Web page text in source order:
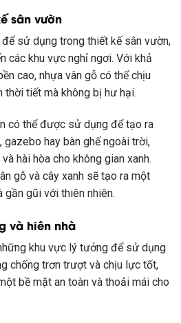
sân vườn
sử dụng trong thiết kế sân vườn,
các khu vực nghỉ ngơi. Với khả
cao, nhựa vân gỗ có thể chịu
tiết mà không bị hư hại.
có thể được sử dụng để tạo ra
hay bàn ghế ngoài trời,
hài hòa cho không gian xanh.
gỗ và cây xanh sẽ tạo ra một
gần gũi với thiên nhiên.
và hiên nhà
khu vực lý tưởng để sử dụng
chống trơn trượt và chịu lực tốt,
bề mặt an toàn và thoải mái cho